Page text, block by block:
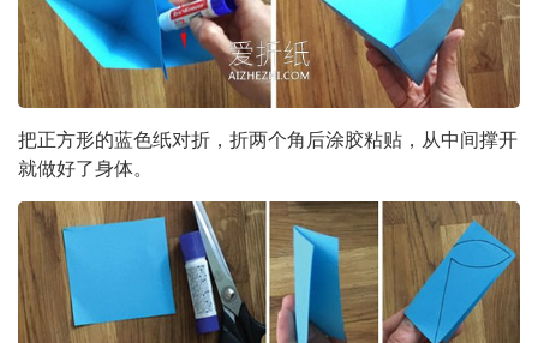
把正方形的蓝色纸对折，折两个角后涂胶粘贴，从中间撑开
就做好了身体。